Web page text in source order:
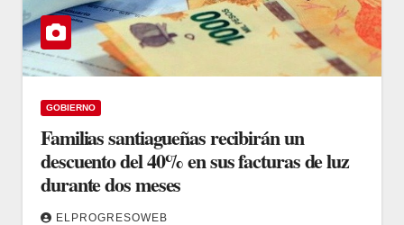
GOBIERNO
Familias santiagueñas recibirán un
descuento del 40% en sus facturas de luz
durante dos meses
ELPROGRESOWEB